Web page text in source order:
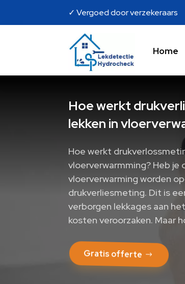
✓ Vergoed door
Home
Hoe werkt
lekken in
Hoe werkt
vloerverwarmming? Heb
vloerverwarming worden
drukverliesmeting. Dit is
verborgen lekkages aan
kosten veroorzaken. Maar
Gratis offerte